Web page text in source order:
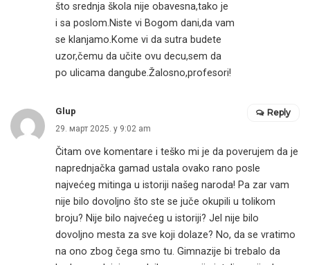
što srednja škola nije obavesna,tako je
i sa poslom.Niste vi Bogom dani,da vam
se klanjamo.Kome vi da sutra budete
uzor,čemu da učite ovu decu,sem da
po ulicama dangube.Žalosno,profesori!
Glup
29. март 2025. у 9:02 am
Čitam ove komentare i teško mi je da poverujem da je
naprednjačka gamad ustala ovako rano posle
najvećeg mitinga u istoriji našeg naroda! Pa zar vam
nije bilo dovoljno što ste se juče okupili u tolikom
broju? Nije bilo najvećeg u istoriji? Jel nije bilo
dovoljno mesta za sve koji dolaze? No, da se vratimo
na ono zbog čega smo tu. Gimnazije bi trebalo da
Reply